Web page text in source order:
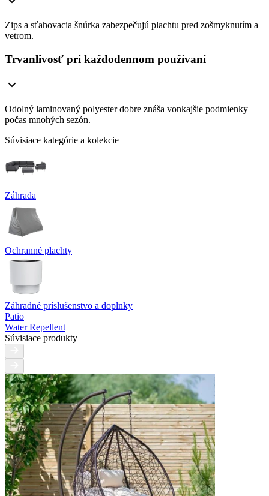
Zips a sťahovacia šnúrka zabezpečujú plachtu pred zošmyknutím a
vetrom.
Trvanlivosť pri každodennom používaní
Odolný laminovaný polyester dobre znáša vonkajšie podmienky
počas mnohých sezón.
Súvisiace kategórie a kolekcie
Záhrada
Ochranné plachty
Záhradné príslušenstvo a doplnky
Patio
Water Repellent
Súvisiace produkty